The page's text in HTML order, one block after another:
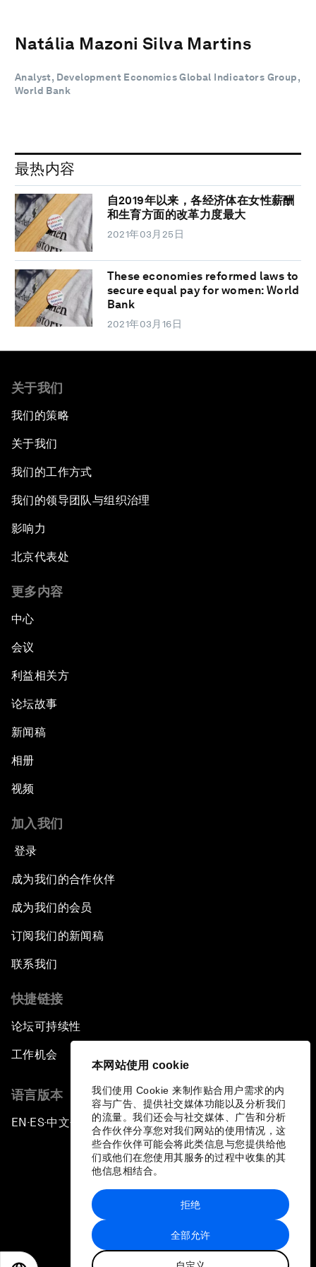
本网站使用 cookie
我们使用 Cookie 来制作贴合用户需求的内
容与广告、提供社交媒体功能以及分析我们
的流量。我们还会与社交媒体、广告和分析
合作伙伴分享您对我们网站的使用情况，这
些合作伙伴可能会将此类信息与您提供给他
们或他们在您使用其服务的过程中收集的其
他信息相结合。
全部允许
拒绝
Natália Mazoni Silva Martins
Analyst, Development Economics Global Indicators Group,
World Bank
最热内容
自2019年以来，各经济体在女性薪酬
和生育方面的改革力度最大
2021年03月25日
These economies reformed laws to
secure equal pay for women: World
Bank
2021年03月16日
关于我们
我们的策略
关于我们
我们的工作方式
我们的领导团队与组织治理
影响力
北京代表处
更多内容
中心
会议
利益相关方
论坛故事
新闻稿
相册
视频
加入我们
登录
成为我们的合作伙伴
成为我们的会员
订阅我们的新闻稿
联系我们
快捷链接
论坛可持续性
工作机会
语言版本
EN ▪ES▪中文▪ 日本語
站点地图